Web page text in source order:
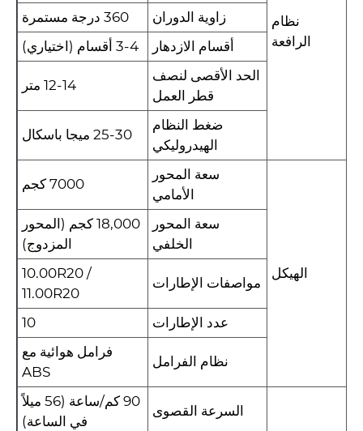
نظام
الرافعة
زاوية الدوران
360 درجة مستمرة
أقسام الازدهار
3-4 أقسام (اختياري)
الحد الأقصى لنصف
قطر العمل
12-14 متر
ضغط النظام
الهيدروليكي
25-30 ميجا باسكال
الهيكل
سعة المحور
الأمامي
7000 كجم
سعة المحور
الخلفي
18,000 كجم (المحور
المزدوج)
مواصفات الإطارات
10.00R20 /
11.00R20
عدد الإطارات
10
نظام الفرامل
فرامل هوائية مع
ABS
السرعة القصوى
90 كم/ساعة (56 ميلاً
في الساعة)